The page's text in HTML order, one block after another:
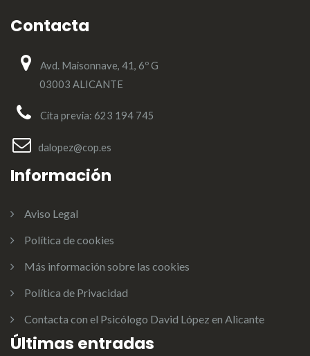
Contacta
Avd. Maisonnave, 41, 6º G
03003 ALICANTE
Cita previa: 623 194 745
dalopez@cop.es
Información
Aviso Legal
Política de cookies
Más información sobre las cookies
Política de Privacidad
Contacta con el Psicólogo David López en Alicante
Últimas entradas